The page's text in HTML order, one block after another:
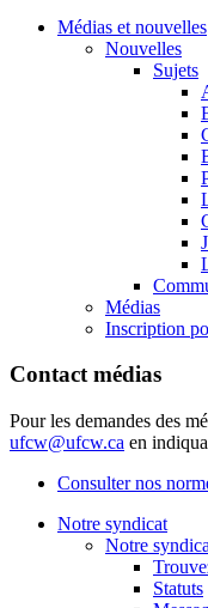
Médias et nouvelles
Nouvelles
Sujets
Médias
Inscription
Contact médias
Pour les demandes des
ufcw@ufcw.ca en
Consulter nos
Notre syndicat
Notre
Statuts